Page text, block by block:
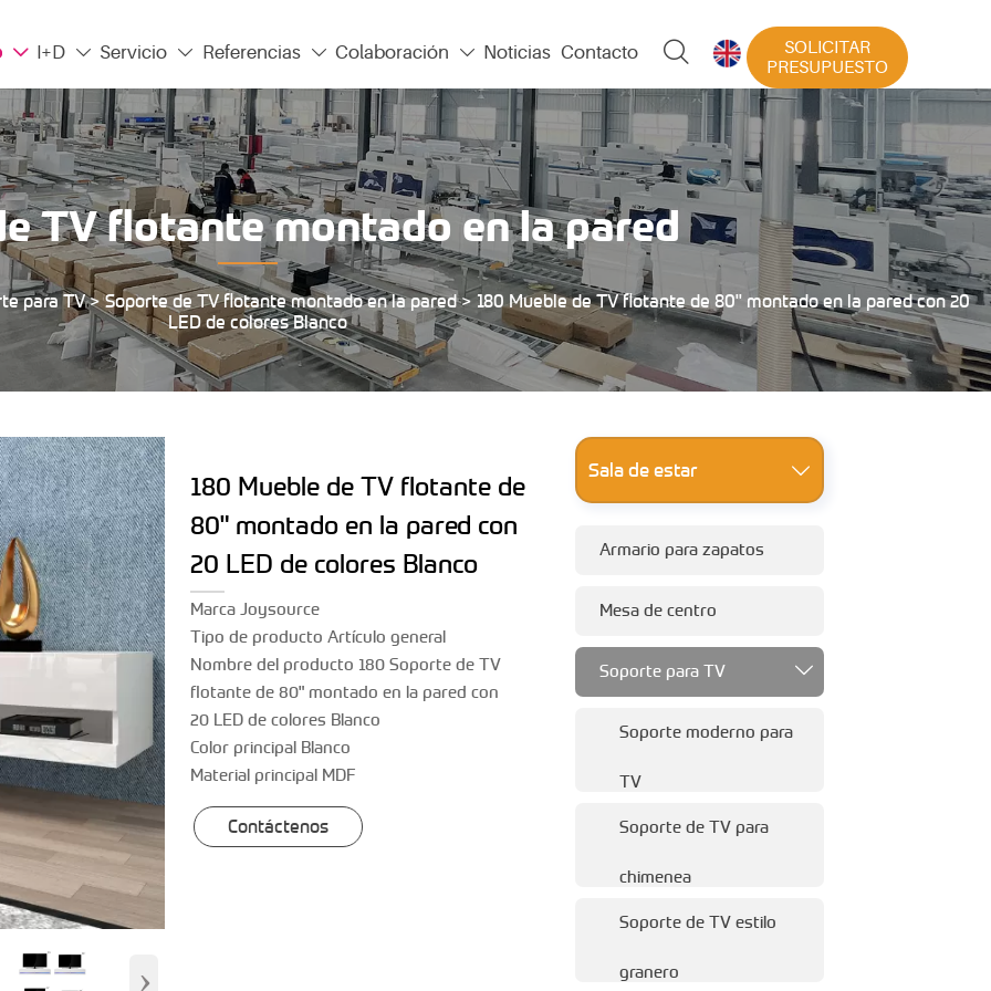
 I+D  Servicio  Referencias  Colaboración  Noticias Contacto  
SOLICITAR
PRESUPUESTO
TV flotante montado en la pared
para TV>Soporte de TV flotante montado en la pared> 180 Mueble de TV flotante de 80" montado en la pared con 20
LED de colores Blanco
›
180 Mueble de TV flotante de
80" montado en la pared con
20 LED de colores Blanco
Marca Joysource
Tipo de producto Artículo general
Nombre del producto 180 Soporte de TV
flotante de 80" montado en la pared con
20 LED de colores Blanco
Color principal Blanco
Material principal MDF
Contáctenos
Sala de estar 
Armario para zapatos
Mesa de centro
Soporte para TV 
Soporte moderno para
TV
Soporte de TV para
chimenea
Soporte de TV estilo
granero